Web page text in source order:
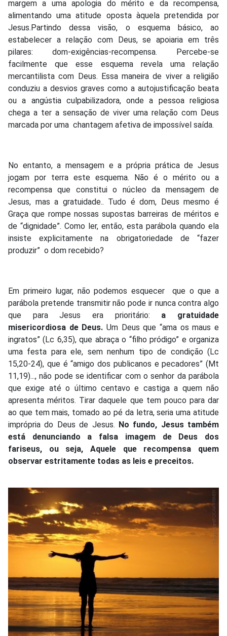
margem a uma apologia do mérito e da recompensa,
alimentando uma atitude oposta àquela pretendida por
Jesus.Partindo dessa visão, o esquema básico, ao
estabelecer a relação com Deus, se apoiaria em três
pilares: dom-exigências-recompensa. Percebe-se
facilmente que esse esquema revela uma relação
mercantilista com Deus. Essa maneira de viver a religião
conduziu a desvios graves como a autojustificação beata
ou a angústia culpabilizadora, onde a pessoa religiosa
chega a ter a sensação de viver uma relação com Deus
marcada por uma chantagem afetiva de impossível saída.
No entanto, a mensagem e a própria prática de Jesus
jogam por terra este esquema. Não é o mérito ou a
recompensa que constitui o núcleo da mensagem de
Jesus, mas a gratuidade.. Tudo é dom, Deus mesmo é
Graça que rompe nossas supostas barreiras de méritos e
de “dignidade”. Como ler, então, esta parábola quando ela
insiste explicitamente na obrigatoriedade de “fazer
produzir” o dom recebido?
Em primeiro lugar, não podemos esquecer que o que a
parábola pretende transmitir não pode ir nunca contra algo
que para Jesus era prioritário: a gratuidade
misericordiosa de Deus. Um Deus que “ama os maus e
ingratos” (Lc 6,35), que abraça o “filho pródigo” e organiza
uma festa para ele, sem nenhum tipo de condição (Lc
15,20-24), que é “amigo dos publicanos e pecadores” (Mt
11,19)..., não pode se identificar com o senhor da parábola
que exige até o último centavo e castiga a quem não
apresenta méritos. Tirar daquele que tem pouco para dar
ao que tem mais, tomado ao pé da letra, seria uma atitude
imprópria do Deus de Jesus. No fundo, Jesus também
está denunciando a falsa imagem de Deus dos
fariseus, ou seja, Aquele que recompensa quem
observar estritamente todas as leis e preceitos.